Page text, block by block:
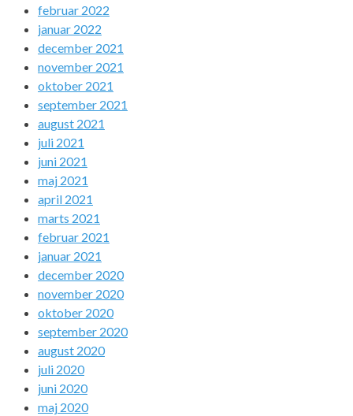
februar 2022
januar 2022
december 2021
november 2021
oktober 2021
september 2021
august 2021
juli 2021
juni 2021
maj 2021
april 2021
marts 2021
februar 2021
januar 2021
december 2020
november 2020
oktober 2020
september 2020
august 2020
juli 2020
juni 2020
maj 2020